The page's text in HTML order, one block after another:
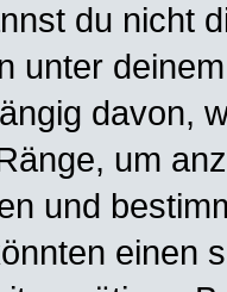
du nicht
unter
davon,
um
und
einen